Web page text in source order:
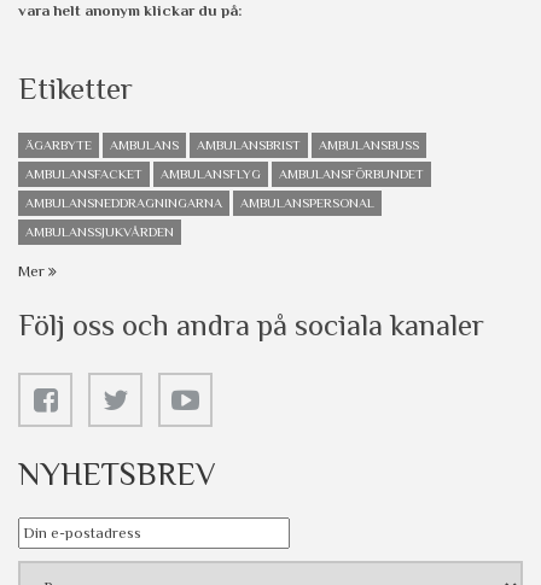
vara helt anonym klickar du på:
Etiketter
ÄGARBYTE AMBULANS AMBULANSBRIST
AMBULANSBUSS
AMBULANSFACKET
AMBULANSFLYG
AMBULANSFÖRBUNDET
AMBULANSNEDDRAGNINGARNA
AMBULANSPERSONAL
AMBULANSSJUKVÅRDEN
Mer
Följ oss och andra på sociala kanaler
NYHETSBREV